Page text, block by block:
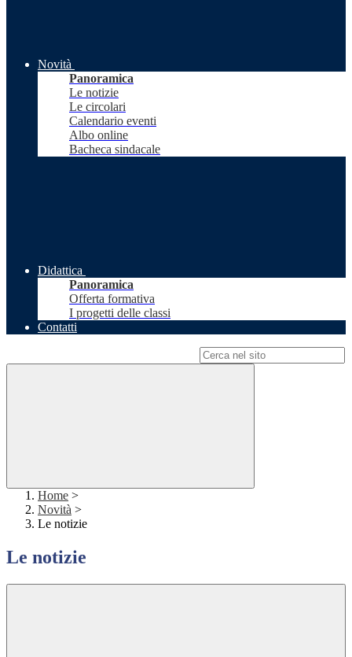
Novità
Panoramica
Le notizie
Le circolari
Calendario eventi
Albo online
Bacheca sindacale
Didattica
Panoramica
Offerta formativa
I progetti delle classi
Contatti
Home >
Novità >
Le notizie
Le notizie